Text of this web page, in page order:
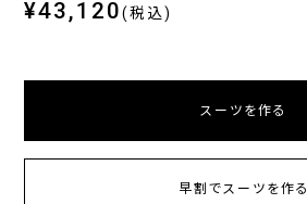
¥43,120(税込)
スーツを作る
早割でスーツを作る